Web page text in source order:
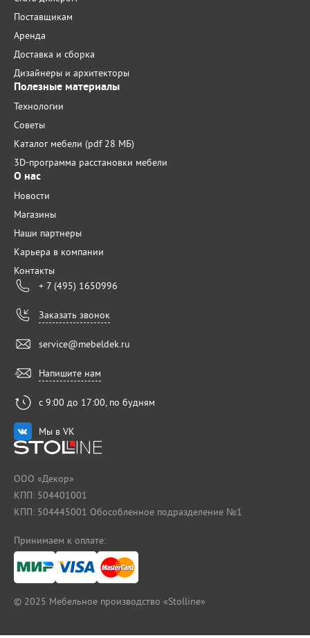
Поставщикам
Аренда
Доставка и сборка
Дизайнеры и архитекторы
Полезные материалы
Технологии
Советы
Каталог мебели (pdf 28 МБ)
3D-программа расстановки мебели
О нас
Новости
Магазины
Наши партнеры
Карьера в компании
Контакты
+ 7 (495) 1650996
Заказать звонок
service@mebeldek.ru
Напишите нам
с 9:00 до 17:00, по будням
Мы в VK
ООО «Декор»
КПП: 504401001
КПП: 504445001 Обособленное подразделение №1
Принимаем к оплате:
© 2025 Мебельное производство «Stolline»